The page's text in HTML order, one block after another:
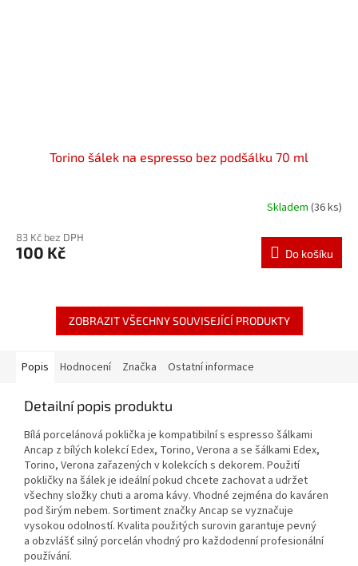
Torino šálek na espresso bez podšálku 70 ml
Skladem (36 ks)
83 Kč bez DPH
100 Kč Do košíku
ZOBRAZIT VŠECHNY SOUVISEJÍCÍ PRODUKTY
Popis Hodnocení Značka Ostatní informace
Detailní popis produktu
Bílá porcelánová poklička je kompatibilní s espresso šálkami
Ancap z bílých kolekcí Edex, Torino, Verona a se šálkami Edex,
Torino, Verona zařazených v kolekcích s dekorem. Použití
pokličky na šálek je ideální pokud chcete zachovat a udržet
všechny složky chuti a aroma kávy. Vhodné zejména do kaváren
pod širým nebem. Sortiment značky Ancap se vyznačuje
vysokou odolností. Kvalita použitých surovin garantuje pevný
a obzvlášť silný porcelán vhodný pro každodenní profesionální
používání.